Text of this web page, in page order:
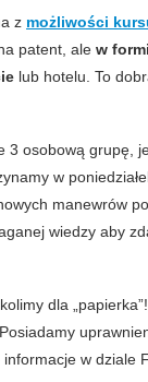
z możliwości
patent, ale w
lub hotelu. To
osobową grupę,
w
manewrów
wiedzy aby
dla
w dziale